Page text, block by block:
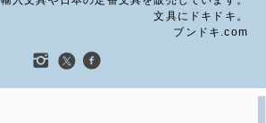
文具にドキドキ。
ブンドキ.com